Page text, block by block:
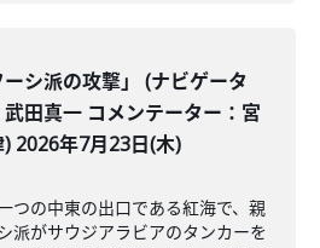
ーシ派の攻撃」 (ナビゲータ
武田真一 コメンテーター：宮
) 2026年7月23日(木)
つの中東の出口である紅海で、親
派がサウジアラビアのタンカーを